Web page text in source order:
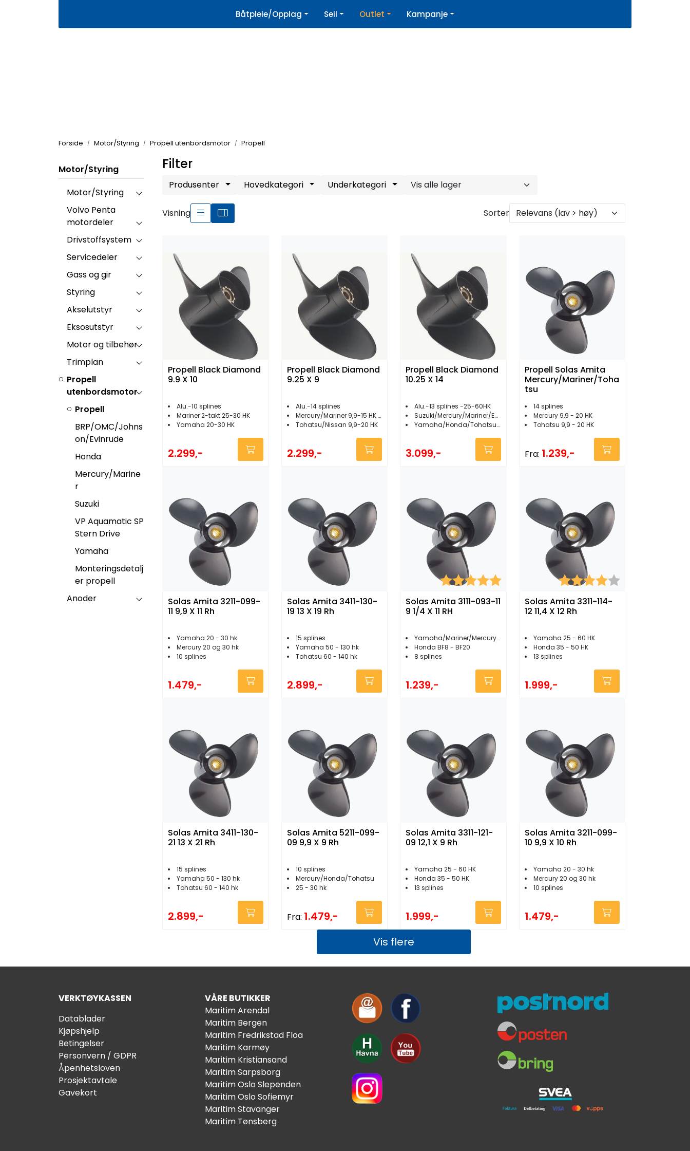
Kjøpshjelp | Nyhetsbrev
Båtpleie/Opplag Seil Outlet Kampanje
Forside Motor/Styring Propell utenbordsmotor Propell
Motor/Styring
Motor/Styring
Volvo Penta
motordeler
Drivstoffsystem
Servicedeler
Gass og gir
Styring
Akselutstyr
Eksosutstyr
Motor og tilbehør
Trimplan
Propell
utenbordsmotor
Propell
BRP/OMC/Johns
on/Evinrude
Honda
Mercury/Marine
r
Suzuki
VP Aquamatic SP
Stern Drive
Yamaha
Monteringsdetalj
er propell
Anoder
Filter
Produsenter Hovedkategori Underkategori
Visning Sorter
Propell Black Diamond
9.9 X 10
Alu.-10 splines
Mariner 2-takt 25-30 HK
Yamaha 20-30 HK
2.299,-
Propell Black Diamond
9.25 X 9
Alu.-14 splines
Mercury/Mariner 9,9-15 HK 4-takt
Tohatsu/Nissan 9,9-20 HK
2.299,-
Propell Black Diamond
10.25 X 14
Alu.-13 splines -25-60HK
Suzuki/Mercury/Mariner/Evinrude/Johnson
Yamaha/Honda/Tohatsu/Force
3.099,-
Propell Solas Amita
Mercury/Mariner/Toha
tsu
14 splines
Mercury 9,9 - 20 HK
Tohatsu 9,9 - 20 HK
Fra: 1.239,-
Solas Amita 3211-099-
11 9,9 X 11 Rh
Yamaha 20 - 30 hk
Mercury 20 og 30 hk
10 splines
1.479,-
Solas Amita 3411-130-
19 13 X 19 Rh
15 splines
Yamaha 50 - 130 hk
Tohatsu 60 - 140 hk
2.899,-
Karakter:
5.0 av 5 mulige
Solas Amita 3111-093-11
9 1/4 X 11 RH
Yamaha/Mariner/Mercury 8 - 20 hk
Honda BF8 - BF20
8 splines
1.239,-
Karakter:
Solas Amita 3311-114-
12 11,4 X 12 Rh
Yamaha 25 - 60 HK
Honda 35 - 50 HK
13 splines
1.999,-
Solas Amita 3411-130-
21 13 X 21 Rh
15 splines
Yamaha 50 - 130 hk
Tohatsu 60 - 140 hk
2.899,-
Solas Amita 5211-099-
09 9,9 X 9 Rh
10 splines
Mercury/Honda/Tohatsu
25 - 30 hk
Fra: 1.479,-
Solas Amita 3311-121-
09 12,1 X 9 Rh
Yamaha 25 - 60 HK
Honda 35 - 50 HK
13 splines
1.999,-
Solas Amita 3211-099-
10 9,9 X 10 Rh
Yamaha 20 - 30 hk
Mercury 20 og 30 hk
10 splines
1.479,-
Vis flere
VERKTØYKASSEN
Datablader
Kjøpshjelp
Betingelser
Personvern / GDPR
Åpenhetsloven
Prosjektavtale
Gavekort
VÅRE BUTIKKER
Maritim Arendal
Maritim Bergen
Maritim Fredrikstad Floa
Maritim Karmøy
Maritim Kristiansand
Maritim Sarpsborg
Maritim Oslo Slependen
Maritim Oslo Sofiemyr
Maritim Stavanger
Maritim Tønsberg